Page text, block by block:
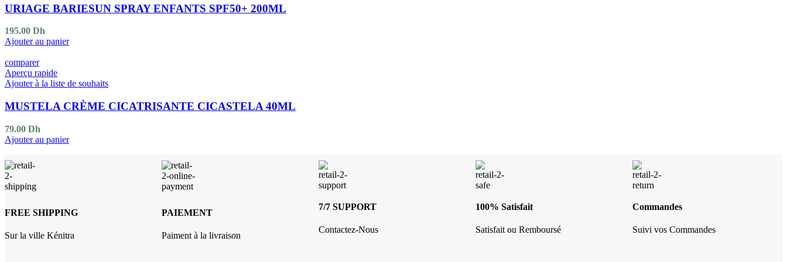
URIAGE BARIESUN SPRAY ENFANTS SPF50+ 200ML
195.00 Dh
Ajouter au panier
comparer
Aperçu rapide
Ajouter à la liste de souhaits
MUSTELA CRÈME CICATRISANTE CICASTELA 40ML
79.00 Dh
Ajouter au panier
FREE SHIPPING
Sur la ville Kénitra
PAIEMENT
Paiment à la livraison
7/7 SUPPORT
Contactez-Nous
100% Satisfait
Satisfait ou Remboursé
Commandes
Suivi vos Commandes